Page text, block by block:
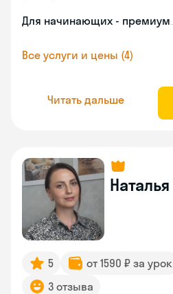
Для начинающих - премиум
Все услуги и цены (4)
Читать дальше
Наталья
5 от 1590 ₽ за урок
3 отзыва